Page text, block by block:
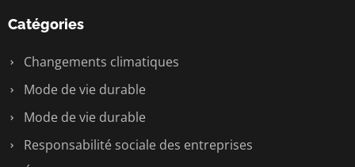
Catégories
Changements climatiques
Mode de vie durable
Mode de vie durable
Responsabilité sociale des entreprises